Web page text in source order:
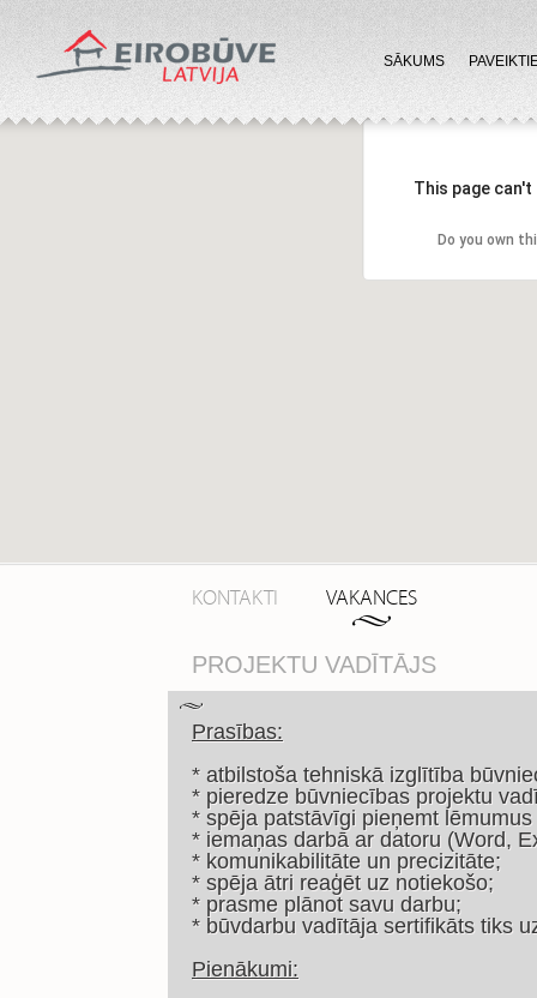
SĀKUMS
This page
Do you own
KONTAKTI VAKANCES
PROJEKTU VADĪTĀJS
Prasības:
* atbilstoša tehniskā izglītība
* pieredze būvniecības projektu
* spēja patstāvīgi pieņemt
* iemaņas darbā ar datoru (Word,
* komunikabilitāte un precizitāte;
* spēja ātri reaģēt uz notiekošo;
* prasme plānot savu darbu;
* būvdarbu vadītāja sertifikāts tiks
Pienākumi: